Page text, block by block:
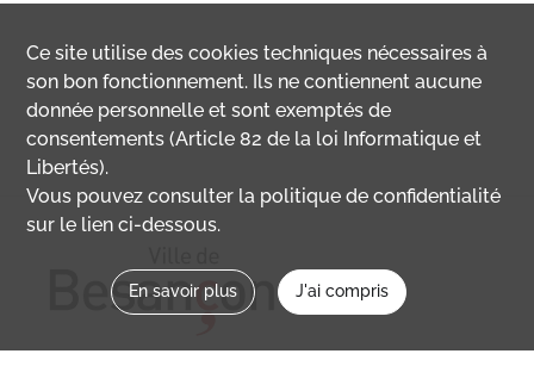
Ce site utilise descookies techniques nécessaires à
son bon fonctionnement. Ils ne contiennent aucune
donnée personnelle et sont exemptés de
consentements (Article 82 de la loi Informatique et
Libertés).
Vous pouvez consulter la politique de confidentialité
sur le lien ci-dessous.
En savoir plus J'ai compris